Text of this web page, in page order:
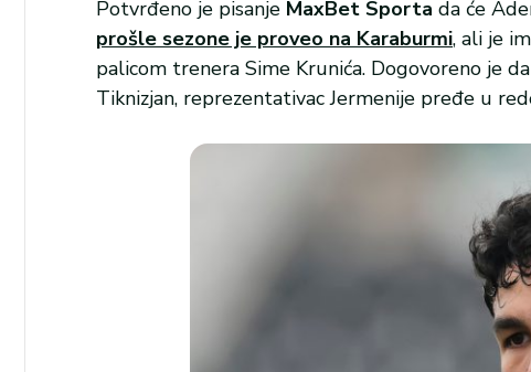
Potvrđeno je pisanje MaxBet Sporta da će
prošle sezone je proveo na Karaburmi, ali je
palicom trenera Sime Krunića. Dogovoreno je
Tiknizjan, reprezentativac Jermenije pređe u